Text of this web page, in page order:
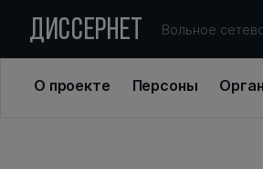
ДИССЕРНЕТ Вольное
О проекте Персоны